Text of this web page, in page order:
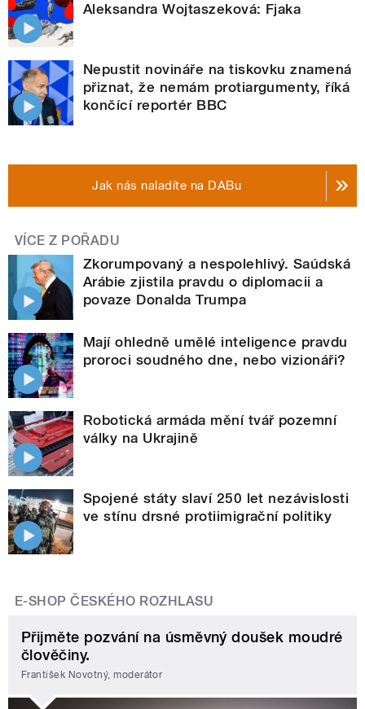
Aleksandra Wojtaszeková: Fjaka
Nepustit novináře na tiskovku znamená
přiznat, že nemám protiargumenty, říká
končící reportér BBC
Jak nás naladíte na DABu
VÍCE Z POŘADU
Zkorumpovaný a nespolehlivý. Saúdská
Arábie zjistila pravdu o diplomacii a
povaze Donalda Trumpa
Mají ohledně umělé inteligence pravdu
proroci soudného dne, nebo vizionáři?
Robotická armáda mění tvář pozemní
války na Ukrajině
Spojené státy slaví 250 let nezávislosti
ve stínu drsné protiimigrační politiky
E-SHOP ČESKÉHO ROZHLASU
Přijměte pozvání na úsměvný doušek moudré
člověčiny.
František Novotný, moderátor